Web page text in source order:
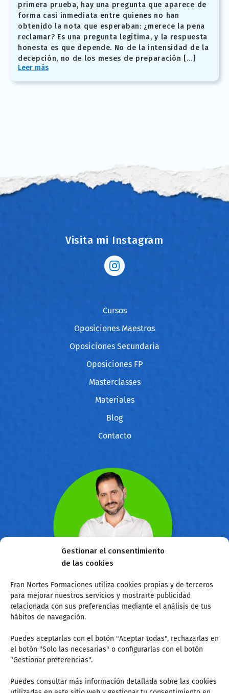
Gestionar el consentimiento
de las cookies
Fran Nortes Formaciones utiliza cookies propias y de terceros
para mejorar nuestros servicios y mostrarte publicidad
relacionada con sus preferencias mediante el análisis de tus
hábitos de navegación.
Puedes aceptarlas con el botón "Aceptar todas", rechazarlas en
el botón "Solo las necesarias" o configurarlas con el botón
"Gestionar preferencias".
Puedes consultar más información detallada sobre las cookies
primera prueba, hay una pregunta que aparece de
forma casi inmediata entre quienes no han
obtenido la nota que esperaban: ¿merece la pena
reclamar? Es una pregunta legítima, y la respuesta
honesta es que depende. No de la intensidad de la
decepción, no de los meses de preparación […]
Leer más
Visita mi Instagram
Cursos
Oposiciones Maestros
Oposiciones Secundaria
Oposiciones FP
Masterclasses
Materiales
Blog
Contacto
Sobre mí
preparador de oposiciones junto a mi equipo de
Inspectores de Educación y profesores. Somos
expertos en legislación educativa e impartimos
ponencias y formaciones relacionadas con la
docencia...